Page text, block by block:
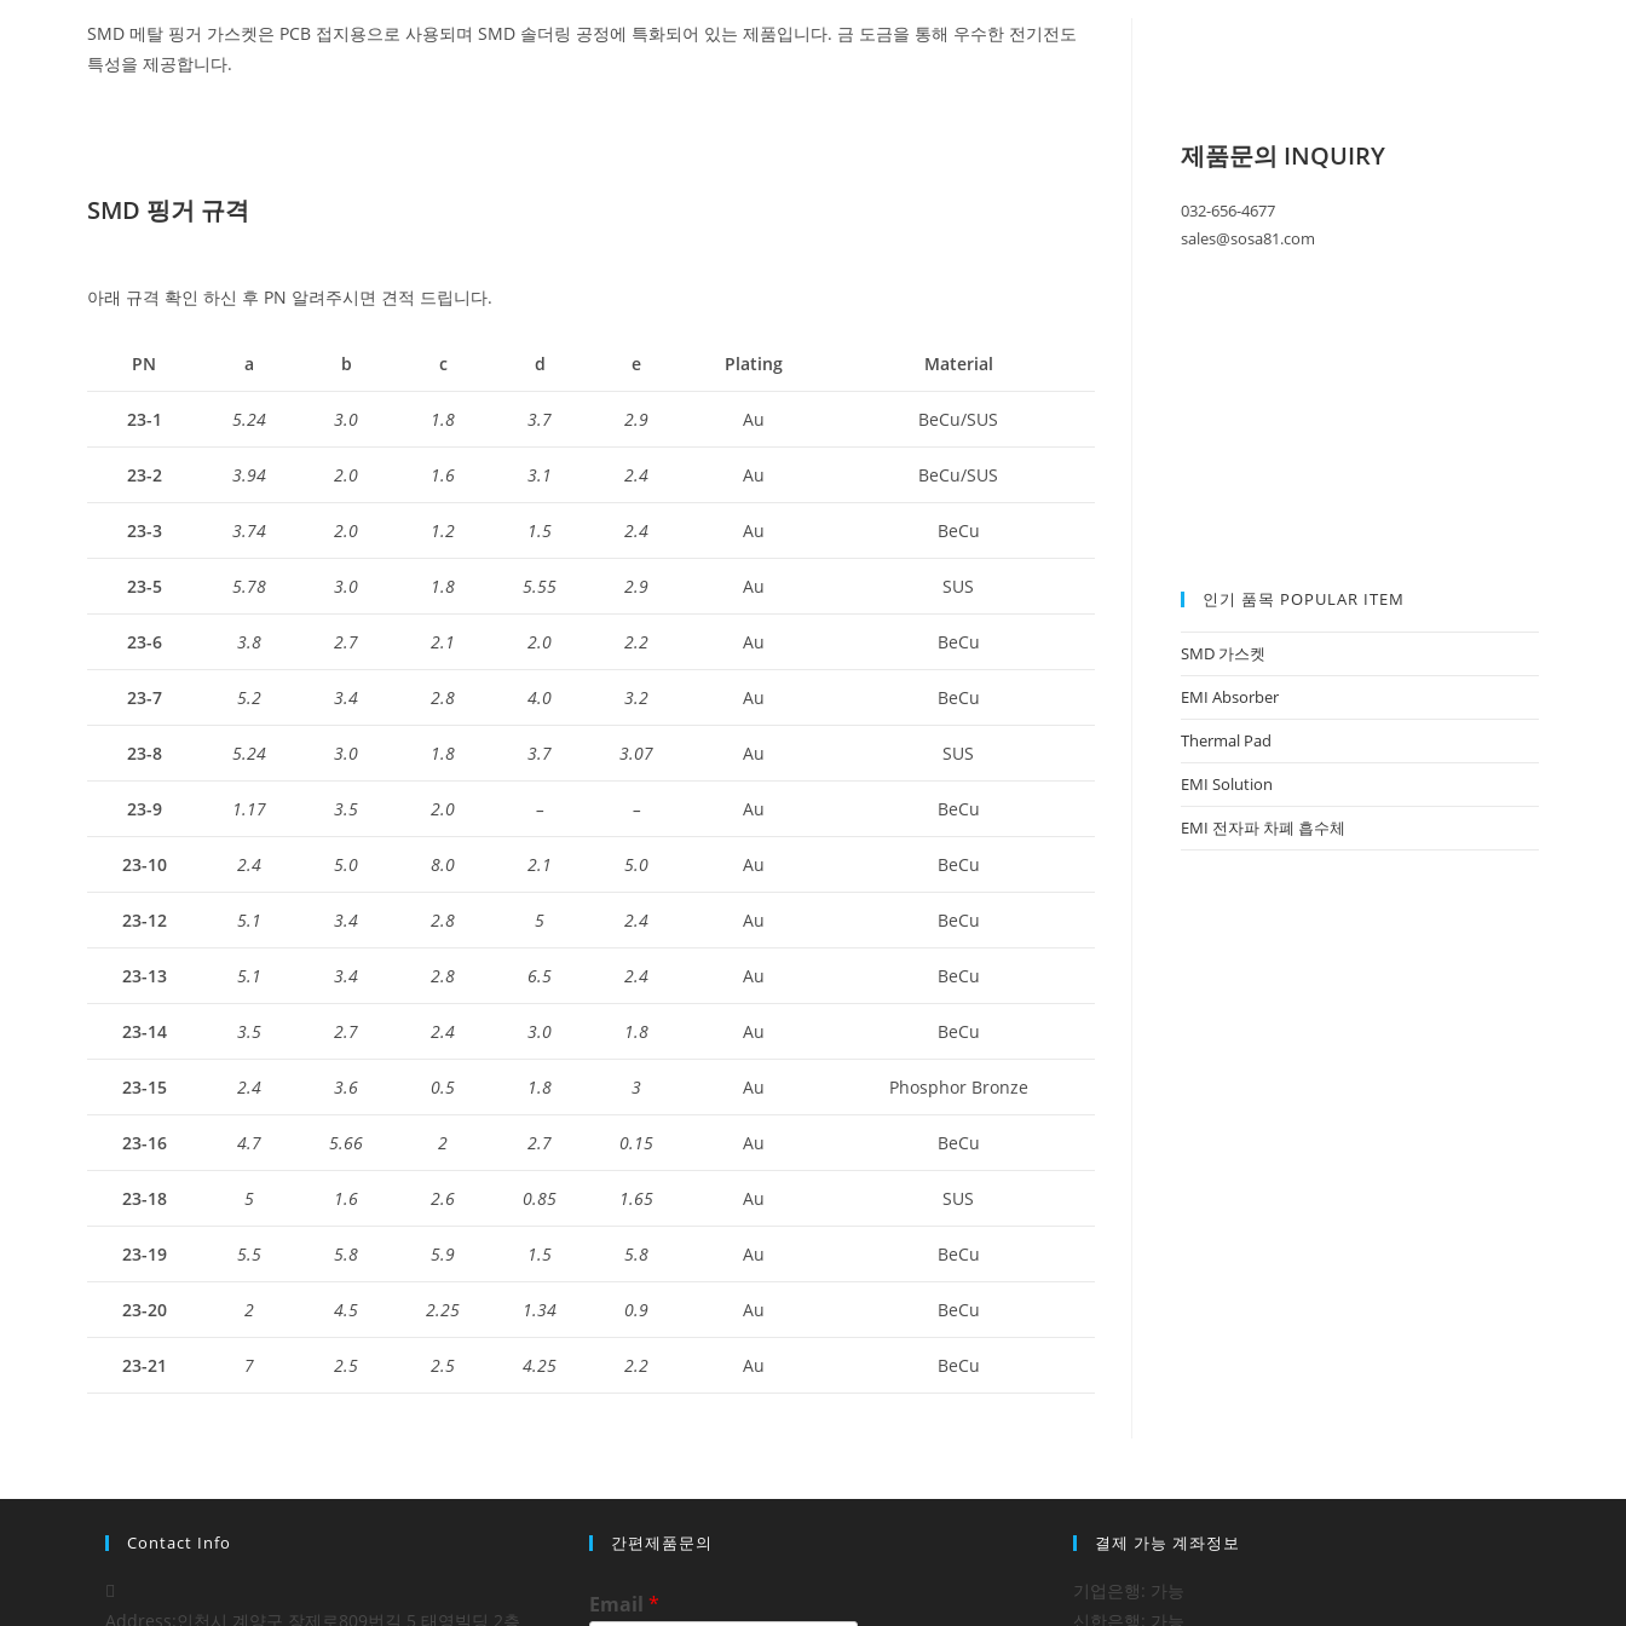
SMD 메탈 핑거 가스켓은 PCB 접지용으로 사용되며 SMD 솔더링 공정에 특화되어 있는 제품입니다. 금 도금을 통해 우수한 전기전도
특성을 제공합니다.
SMD 핑거 규격
아래 규격 확인 하신 후 PN 알려주시면 견적 드립니다.
PN a b c d e Plating Material
23-1 5.24 3.0 1.8 3.7 2.9 Au BeCu/SUS
23-2 3.94 2.0 1.6 3.1 2.4 Au BeCu/SUS
23-3 3.74 2.0 1.2 1.5 2.4 Au BeCu
23-5 5.78 3.0 1.8 5.55 2.9 Au SUS
23-6 3.8 2.7 2.1 2.0 2.2 Au BeCu
23-7 5.2 3.4 2.8 4.0 3.2 Au BeCu
23-8 5.24 3.0 1.8 3.7 3.07 Au SUS
23-9 1.17 3.5 2.0 – – Au BeCu
23-10 2.4 5.0 8.0 2.1 5.0 Au BeCu
23-12 5.1 3.4 2.8 5 2.4 Au BeCu
23-13 5.1 3.4 2.8 6.5 2.4 Au BeCu
23-14 3.5 2.7 2.4 3.0 1.8 Au BeCu
23-15 2.4 3.6 0.5 1.8 3 Au Phosphor Bronze
23-16 4.7 5.66 2 2.7 0.15 Au BeCu
23-18 5 1.6 2.6 0.85 1.65 Au SUS
23-19 5.5 5.8 5.9 1.5 5.8 Au BeCu
23-20 2 4.5 2.25 1.34 0.9 Au BeCu
23-21 7 2.5 2.5 4.25 2.2 Au BeCu
제품문의 INQUIRY
032-656-4677
sales@sosa81.com
인기 품목 POPULAR ITEM
SMD 가스켓
EMI Absorber
Thermal Pad
EMI Solution
EMI 전자파 차폐 흡수체
Contact Info
Address: 인천시 계양구 장제로809번길 5 태영빌딩 2층
간편제품문의
Email *
결제 가능 계좌정보
기업은행: 가능
신한은행: 가능